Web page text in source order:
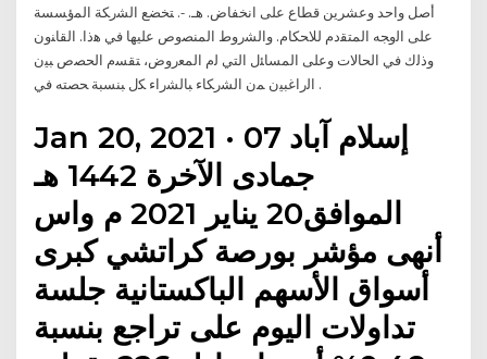
أصل واحد وعشرين قطاع على انخفاض. ﻫـ. -. ﺘﺨﻀﻊ ﺍﻟﺸﺭﻜﺔ ﺍﻟﻤﺅﺴﺴﺔ
ﻋﻠﻰ ﺍﻟﻭﺠﻪ ﺍﻟﻤﺘﻘﺩﻡ ﻟﻼﺤﻜﺎﻡ. ﻭﺍﻟﺸﺭﻭﻁ ﺍﻟﻤﻨﺼﻭﺹ ﻋﻠﻴﻬﺎ ﻓﻲ ﻫﺫﺍ. ﺍﻟﻘﺎﻨﻭﻥ
ﻭﺫﻟﻙ ﻓﻲ ﺍﻟﺤﺎﻻﺕ ﻭﻋﻠﻰ ﺍﻟﻤﺴﺎﺌل ﺍﻟﺘﻲ ﻟﻡ ﺍﻟﻤﻌﺭﻭﺽ، ﺘﻘﺴﻡ ﺍﻟﺤﺼﺹ ﺒﻴﻥ
ﺍﻟﺭﺍﻏﺒﻴﻥ ﻤﻥ ﺍﻟﺸﺭﻜﺎﺀ ﺒﺎﻟﺸﺭﺍﺀ ﻜل ﺒﻨﺴﺒﺔ ﺤﺼﺘﻪ ﻓﻲ .
Jan 20, 2021 · إسلام آباد 07
جمادى الآخرة 1442 هـ
الموافق20 يناير 2021 م واس
أنهى مؤشر بورصة كراتشي كبرى
أسواق الأسهم الباكستانية جلسة
تداولات اليوم على تراجع بنسبة